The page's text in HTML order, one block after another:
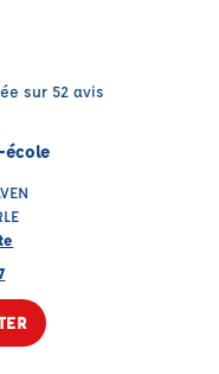
sur 52 avis
école